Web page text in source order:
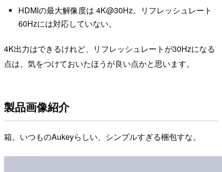
HDMIの最大解像度は 4K@30Hz。リフレッシュレート
60Hzには対応していない。
4K出力はできるけれど、リフレッシュレートが30Hzになる
点は、気をつけておいたほうが良い点かと思います。
製品画像紹介
箱。いつものAukeyらしい、シンプルすぎる梱包すな。